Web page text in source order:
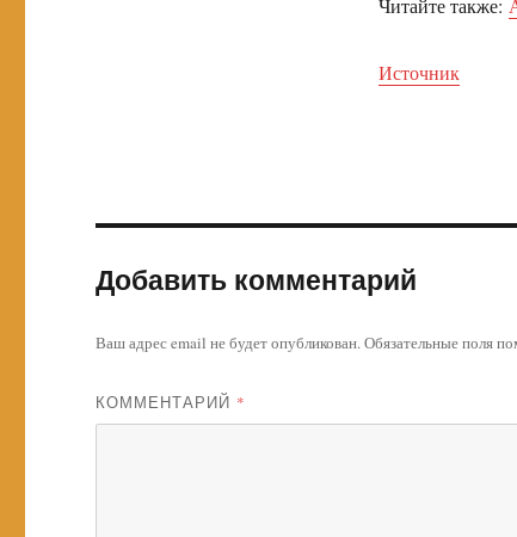
Читайте также:
Источник
Добавить комментарий
Ваш адрес email не будет опубликован.Обязательные поля
КОММЕНТАРИЙ *